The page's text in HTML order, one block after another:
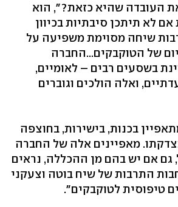
העובדה שהיא כזאת?", הוא
לא תיתכן סיבתיות בכיוון
שיחה מסוימת משפיעה על
של הטוקבקים...החברה
בשסעים רבים – לאומיים,
ואלה הולכים וגוברים
בכנות, בישירות, בחוצפה
מאפיינים אלה של החברה
גם אם יש בהם מן ההכללה, נראים
התרבות של שיח בוטה וצעקני
טיפוסית לטוקבקים".